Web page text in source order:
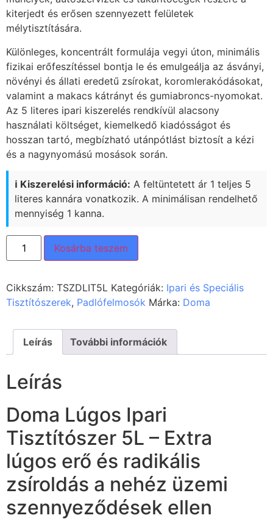
kiterjedt és erősen szennyezett felületek
mélytisztítására.
Különleges, koncentrált formulája vegyi úton, minimális
fizikai erőfeszítéssel bontja le és emulgeálja az ásványi,
növényi és állati eredetű zsírokat, koromlerakódásokat,
valamint a makacs kátrányt és gumiabroncs-nyomokat.
Az 5 literes ipari kiszerelés rendkívül alacsony
használati költséget, kiemelkedő kiadósságot és
hosszan tartó, megbízható utánpótlást biztosít a kézi
és a nagynyomású mosások során.
ℹ️ Kiszerelési információ: A feltüntetett ár 1 teljes 5
literes kannára vonatkozik. A minimálisan rendelhető
mennyiség 1 kanna.
Kosárba teszem
Cikkszám: TSZDLIT5L Kategóriák: Ipari és Speciális
Tisztítószerek, Padlófelmosók Márka: Doma
Leírás További információk
Leírás
Doma Lúgos Ipari
Tisztítószer 5L – Extra
lúgos erő és radikális
zsíroldás a nehéz üzemi
szennyeződések ellen